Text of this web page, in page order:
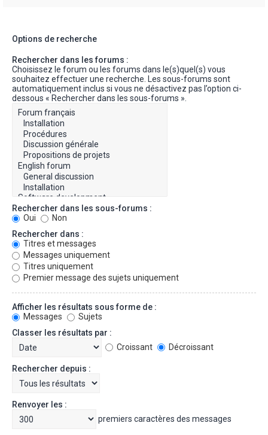
Options de recherche
Rechercher dans les forums :
Choisissez le forum ou les forums dans le(s)quel(s) vous
souhaitez effectuer une recherche. Les sous-forums sont
automatiquement inclus si vous ne désactivez pas l’option ci-
dessous « Rechercher dans les sous-forums ».
Rechercher dans les sous-forums :
Oui
Non
Rechercher dans :
Titres et messages
Messages uniquement
Titres uniquement
Premier message des sujets uniquement
Afficher les résultats sous forme de :
Messages
Sujets
Classer les résultats par :
Croissant
Décroissant
Rechercher depuis :
Renvoyer les :
premiers caractères des messages